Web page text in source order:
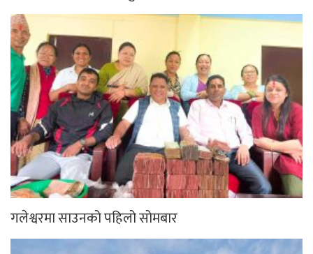
गलेश्वरमा साउनको पहिलो सोमबार